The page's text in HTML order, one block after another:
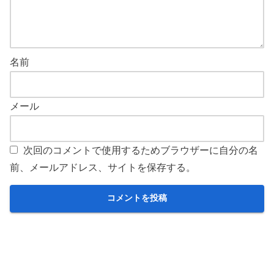
名前
メール
次回のコメントで使用するためブラウザーに自分の名
前、メールアドレス、サイトを保存する。